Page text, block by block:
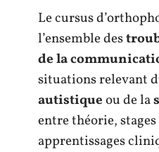
Le cursus
l’ensemble des
de la
situations relevant
autistiqueou de la
entre théorie,
apprentissages